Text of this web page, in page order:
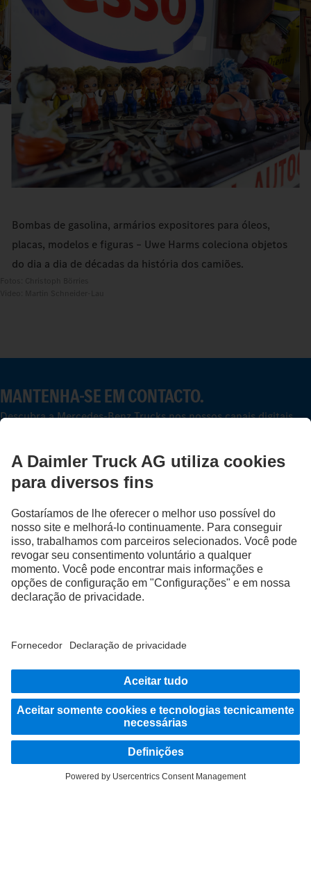
Bombas de gasolina, armários expositores para óleos,
placas, modelos e figuras – Uwe Harms coleciona objetos
do dia a dia de décadas da história dos camiões.
MANTENHA-SE EM CONTACTO.
Descubra a Mercedes-Benz Trucks nos nossos canais digitais.
FOLLOW THE ROADSTARS.
Partilhe agora experiências com outros camionistas.
Avançar agora
Fornecedor